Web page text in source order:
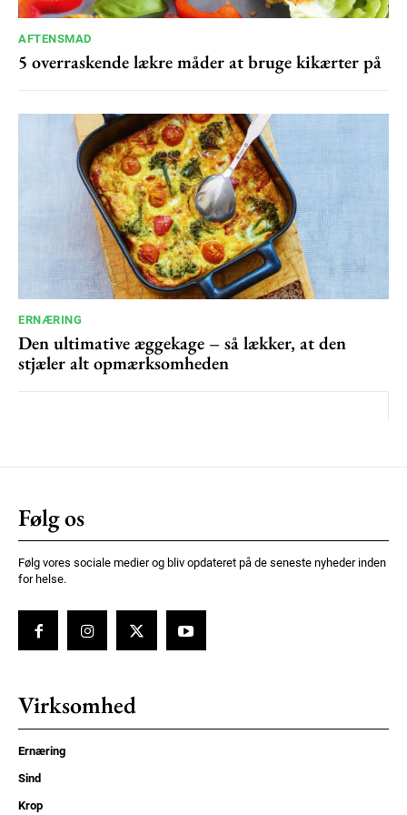
100DKK
Praesent euismod ac
Ut mollis pellentesque tortor
Nullam eu erat condimentum
Donec quis est ac felis
Orci varius natoque dolor
YEARLY PRICING MONTHLY PRICING
AFTENSMAD
5 overraskende lækre måder at bruge kikærter på
ERNÆRING
Den ultimative æggekage – så lækker, at den
stjæler alt opmærksomheden
Følg os
Følg vores sociale medier og bliv opdateret på de seneste nyheder inden
for helse.
Virksomhed
Ernæring
Sind
Krop